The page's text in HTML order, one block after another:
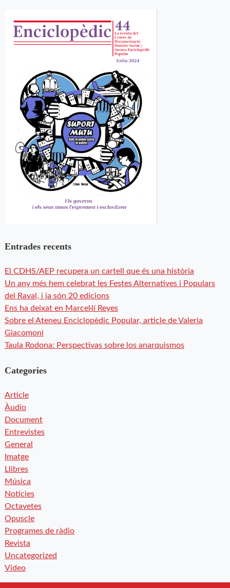
Entrades recents
El CDHS/AEP recupera un cartell que és una història
Un any més hem celebrat les Festes Alternatives i Populars
del Raval, i ja són 20 edicions
Ens ha deixat en Marcel·lí Reyes
Sobre el Ateneu Enciclopèdic Popular, article de Valeria
Giacomoni
Taula Rodona: Perspectivas sobre los anarquismos
Categories
Article
Àudio
Document
Entrevistes
General
Imatge
Llibres
Música
Notícies
Octavetes
Opuscle
Programes de ràdio
Revista
Uncategorized
Video